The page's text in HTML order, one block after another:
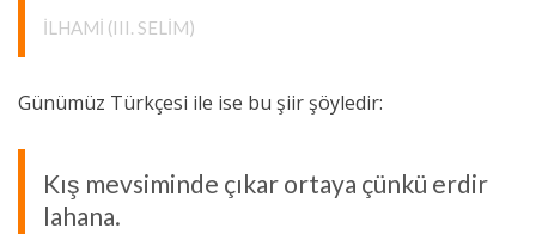
İLHAMI (III. SELIM)
Günümüz Türkçesi ile ise bu şiir şöyledir:
Kış mevsiminde çıkar ortaya çünkü erdir
lahana.